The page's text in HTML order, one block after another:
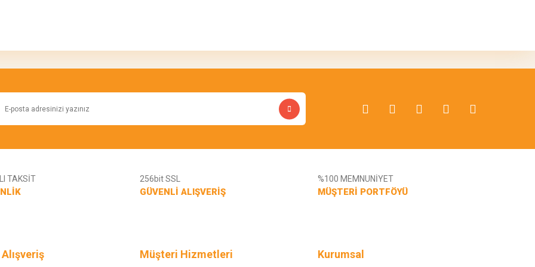
Yorum Yaz
TAKSİT 256bit SSL
GÜVENLİ ALIŞVERİŞ
%100 MEMNUNİYET
MÜŞTERİ PORTFÖYÜ
Müşteri Hizmetleri Kurumsal